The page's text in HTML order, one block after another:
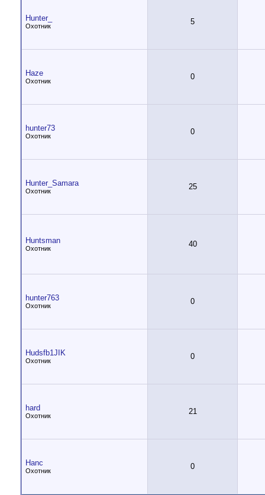
Hunter_
Охотник 5
Haze
Охотник 0
hunter73
Охотник 0
Hunter_Samara
Охотник 25
Huntsman
Охотник 40
hunter763
Охотник 0
Hudsfb1JIK
Охотник 0
hard
Охотник 21
Hanc
Охотник 0